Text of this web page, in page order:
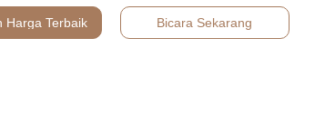
Harga Terbaik Bicara Sekarang